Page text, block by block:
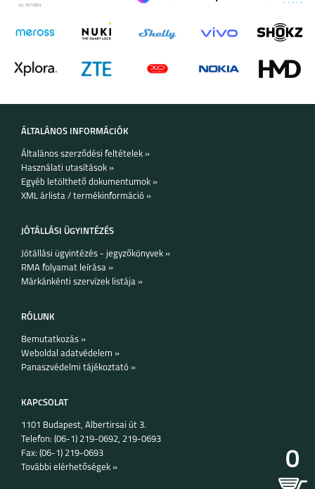
ÁLTALÁNOS INFORMÁCIÓK
Általános szerződési feltételek »
Használati utasítások »
Egyéb letölthető dokumentumok »
XML árlista / termékinformáció »
JÓTÁLLÁSI ÜGYINTÉZÉS
Jótállási ügyintézés - jegyzőkönyvek »
RMA folyamat leírása »
Márkánkénti szervízek listája »
RÓLUNK
Bemutatkozás »
Weboldal adatvédelem »
Panaszvédelmi tájékoztató »
KAPCSOLAT
1101 Budapest, Albertirsai út 3.
Telefon: (06-1) 219-0692, 219-0693
Fax: (06-1) 219-0693
További elérhetőségek »
0